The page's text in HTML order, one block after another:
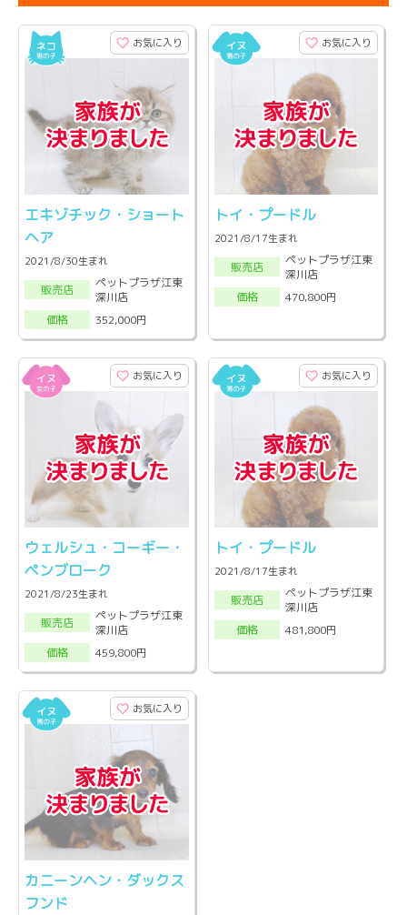
お気に入り
エキゾチック・ショート
ヘア
2021/8/30生まれ
販売店
ペットプラザ江東
深川店
価格
352,000円
お気に入り
トイ・プードル
2021/8/17生まれ
販売店
ペットプラザ江東
深川店
価格
470,800円
お気に入り
ウェルシュ・コーギー・
ペンブローク
2021/8/23生まれ
販売店
ペットプラザ江東
深川店
価格
459,800円
お気に入り
トイ・プードル
2021/8/17生まれ
販売店
ペットプラザ江東
深川店
価格
481,800円
お気に入り
カニーンヘン・ダックス
フンド